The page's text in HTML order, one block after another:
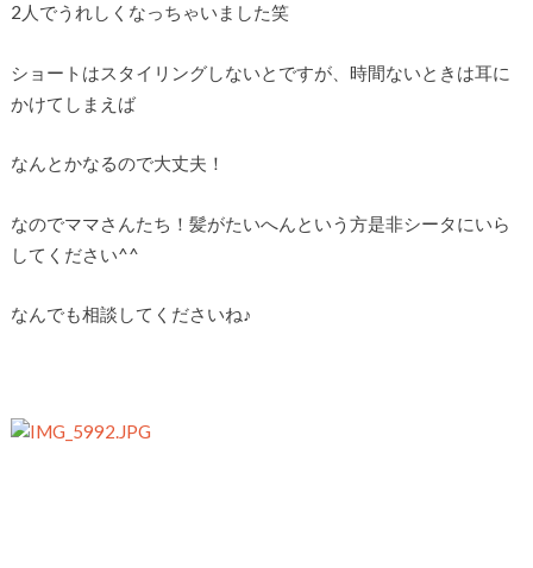
2人でうれしくなっちゃいました笑
ショートはスタイリングしないとですが、時間ないときは耳に
かけてしまえば
なんとかなるので大丈夫！
なのでママさんたち！髪がたいへんという方是非シータにいら
してください^^
なんでも相談してくださいね♪